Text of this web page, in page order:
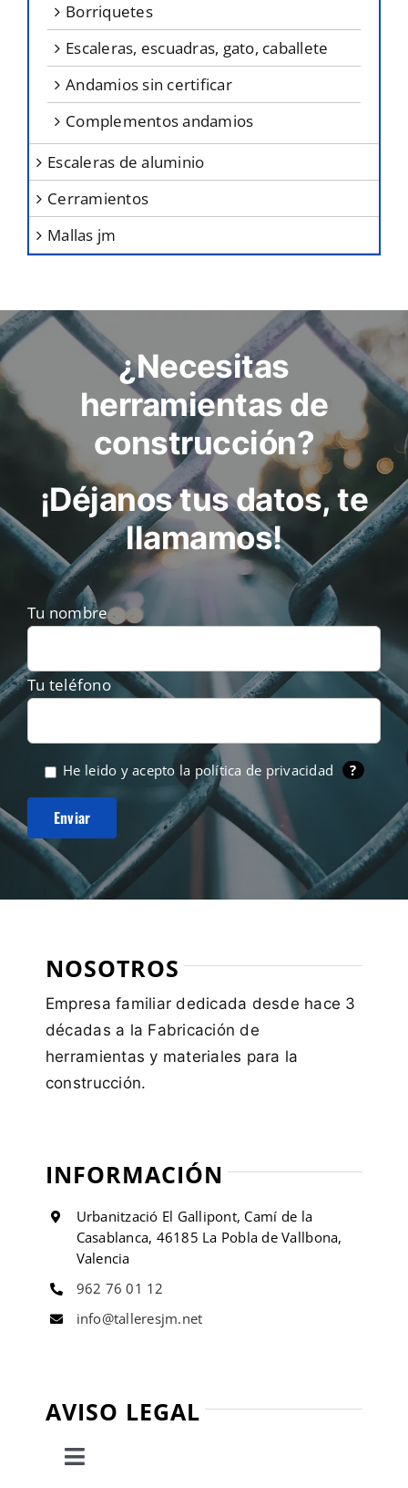
borriquetes
escaleras, escuadras, gato, caballete
andamios sin certificar
complementos andamios
escaleras de aluminio
cerramientos
mallas jm
¿Necesitas
herramientas de
construcción?
¡Déjanos tus datos, te
llamamos!
Tu nombre
Tu teléfono
He leido y acepto la política de privacidad ?
NOSOTROS
Empresa familiar dedicada desde hace 3
décadas a la Fabricación de
herramientas y materiales para la
construcción.
INFORMACIÓN
Urbanització El Gallipont, Camí de la
Casablanca, 46185 La Pobla de Vallbona,
Valencia
962 76 01 12
info@talleresjm.net
AVISO LEGAL
Toggle